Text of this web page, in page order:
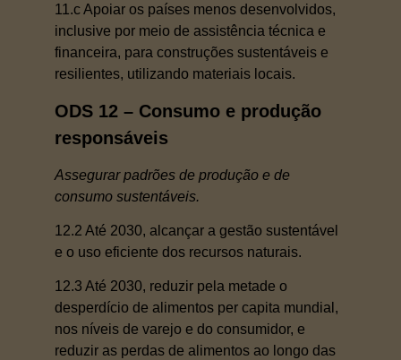
11.c Apoiar os países menos desenvolvidos,
inclusive por meio de assistência técnica e
financeira, para construções sustentáveis e
resilientes, utilizando materiais locais.
ODS 12 – Consumo e produção
responsáveis
Assegurar padrões de produção e de
consumo sustentáveis.
12.2 Até 2030, alcançar a gestão sustentável
e o uso eficiente dos recursos naturais.
12.3 Até 2030, reduzir pela metade o
desperdício de alimentos per capita mundial,
nos níveis de varejo e do consumidor, e
reduzir as perdas de alimentos ao longo das